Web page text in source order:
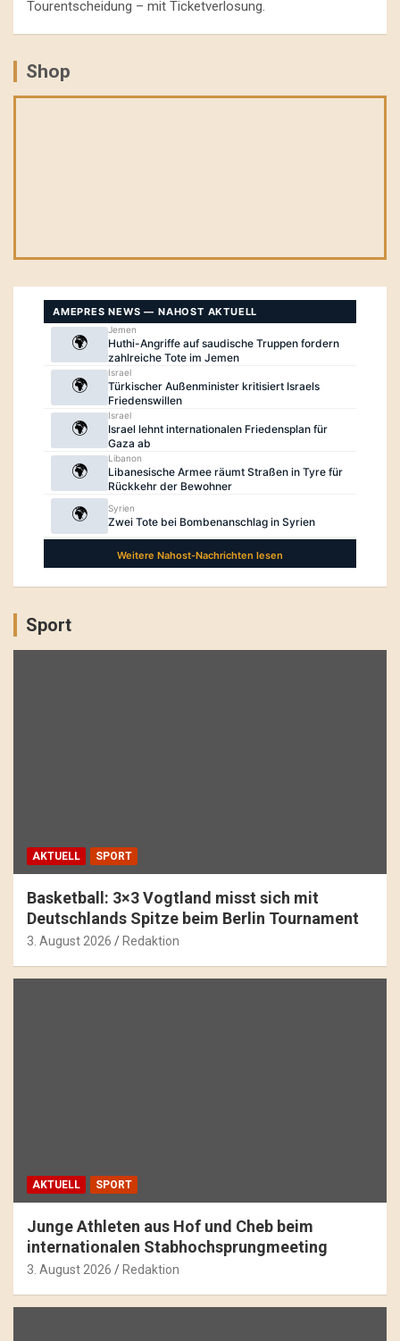
Tourentscheidung – mit Ticketverlosung.
Shop
Sport
AKTUELL SPORT
Basketball: 3×3 Vogtland misst sich mit
Deutschlands Spitze beim Berlin Tournament
3. August 2026 Redaktion
AKTUELL SPORT
Junge Athleten aus Hof und Cheb beim
internationalen Stabhochsprungmeeting
3. August 2026 Redaktion